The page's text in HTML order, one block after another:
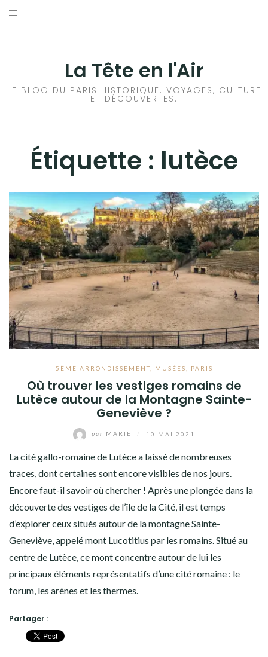
Aller
La Tête en l'Air
LE BLOG DU PARIS HISTORIQUE. VOYAGES, CULTURE
ET DÉCOUVERTES.
Étiquette : lutèce
5ÈME ARRONDISSEMENT, MUSÉES PARIS
Où trouver les vestiges romains de
Lutèce autour de la Montagne Sainte-
Geneviève ?
par MARIE 10 MAI 2021
La cité gallo-romaine de Lutèce a laissé de nombreuses
traces, dont certaines sont encore visibles de nos jours.
Encore faut-il savoir où chercher ! Après une plongée dans la
découverte des vestiges de l’île de la Cité, il est temps
d’explorer ceux situés autour de la montagne Sainte-
Geneviève, appelé mont Lucotitius par les romains. Situé au
centre de Lutèce, ce mont concentre autour de lui les
principaux éléments représentatifs d’une cité romaine : le
forum, les arènes et les thermes.
Partager :
HISTOIRES EN ILE DE FRANCE
VOYAGES À L’ÉTRANGER